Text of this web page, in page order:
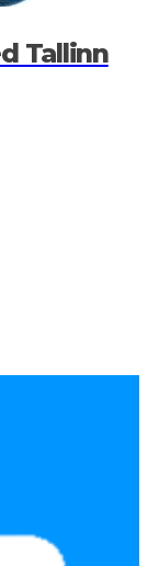
Tallinn